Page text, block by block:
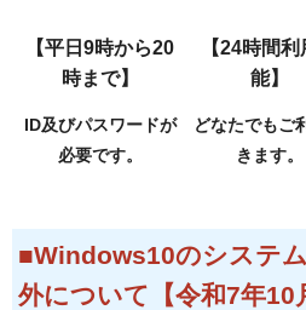
【平日9時から20
時まで】
ID及びパスワードが
必要です。
【24時間
能】
どなたでもご
きます。
■Windows10のシステ
外について【令和7年10